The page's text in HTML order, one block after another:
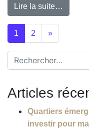
Lire la suite…
Posts
1 2 »
Rechercher :
Articles
Quartiers
investir pour